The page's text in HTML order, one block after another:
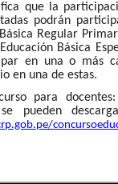
que la
podrán
Regular
Básica
en una o más
en una de estas.
para
se pueden